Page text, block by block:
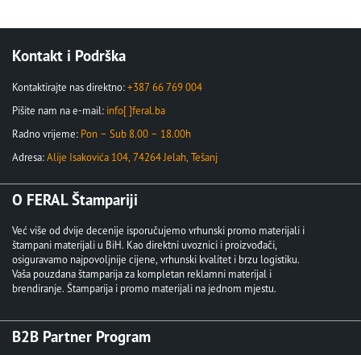
Kontakt i Podrška
Kontaktirajte nas direktno:+387 66 769 004
Pišite nam na e-mail: info[ ]feral.ba
Radno vrijeme: Pon – Sub 8.00 – 18.00h
Adresa:Alije Isakovića 104, 74264 Jelah, Tešanj
O FERAL Štampariji
Već više od dvije decenije isporučujemo vrhunski promo materijali i
štampani materijali u BiH. Kao direktni uvoznici i proizvođači,
osiguravamo najpovoljnije cijene, vrhunski kvalitet i brzu logistiku.
Vaša pouzdana štamparija za kompletan reklamni materijal i
brendiranje. Štamparija i promo materijali na jednom mjestu.
B2B Partner Program